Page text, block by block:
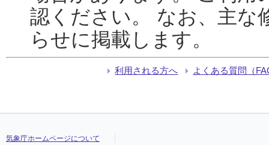
認ください。 なお、主な
らせに掲載します。
利用される方へ よくある質問（
気象庁ホームページについて